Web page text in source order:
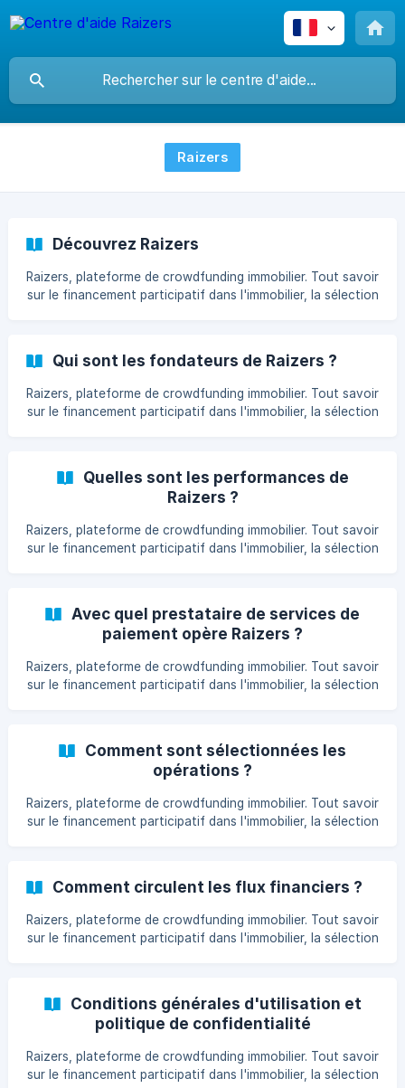
Raizers
Découvrez Raizers
Raizers, plateforme de crowdfunding immobilier. Tout savoir
sur le financement participatif dans l'immobilier, la sélection
Qui sont les fondateurs de Raizers ?
Raizers, plateforme de crowdfunding immobilier. Tout savoir
sur le financement participatif dans l'immobilier, la sélection
Quelles sont les performances de
Raizers ?
Raizers, plateforme de crowdfunding immobilier. Tout savoir
sur le financement participatif dans l'immobilier, la sélection
Avec quel prestataire de services de
paiement opère Raizers ?
Raizers, plateforme de crowdfunding immobilier. Tout savoir
sur le financement participatif dans l'immobilier, la sélection
Comment sont sélectionnées les
opérations ?
Raizers, plateforme de crowdfunding immobilier. Tout savoir
sur le financement participatif dans l'immobilier, la sélection
Comment circulent les flux financiers ?
Raizers, plateforme de crowdfunding immobilier. Tout savoir
sur le financement participatif dans l'immobilier, la sélection
Conditions générales d'utilisation et
politique de confidentialité
Raizers, plateforme de crowdfunding immobilier. Tout savoir
sur le financement participatif dans l'immobilier, la sélection